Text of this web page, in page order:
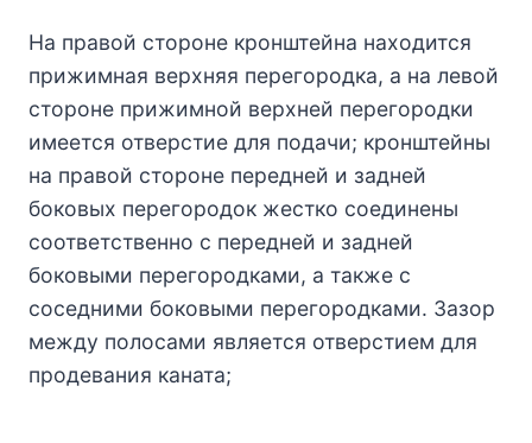
На правой стороне кронштейна находится
прижимная верхняя перегородка, а на левой
стороне прижимной верхней перегородки
имеется отверстие для подачи; кронштейны
на правой стороне передней и задней
боковых перегородок жестко соединены
соответственно с передней и задней
боковыми перегородками, а также с
соседними боковыми перегородками. Зазор
между полосами является отверстием для
продевания каната;